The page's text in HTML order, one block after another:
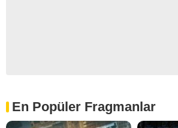
En Popüler Fragmanlar